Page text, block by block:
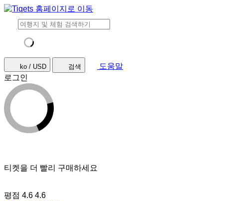
ko / USD 검색
도움말
로그인
티켓을 더 빨리 구매하세요
평점 4.6 4.6